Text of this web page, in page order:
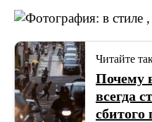
Читайте
Почему
всегда
сбитого